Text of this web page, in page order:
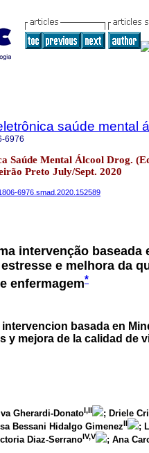
saúde mental
6976
Saúde Mental Álcool Drog.
Preto July/Sept. 2020
6976.smad.2020.152589
intervenção baseada
e melhora da
enfermagem*
basada en
y mejora de la calidad de
Gherardi-DonatoI,II
; Driele
Bessani Hidalgo GimenezII
;
Diaz-SerranoIV,V ; Ana